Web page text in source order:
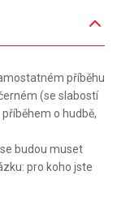
příběhu
(se slabostí
o hudbě,
budou muset
pro koho jste